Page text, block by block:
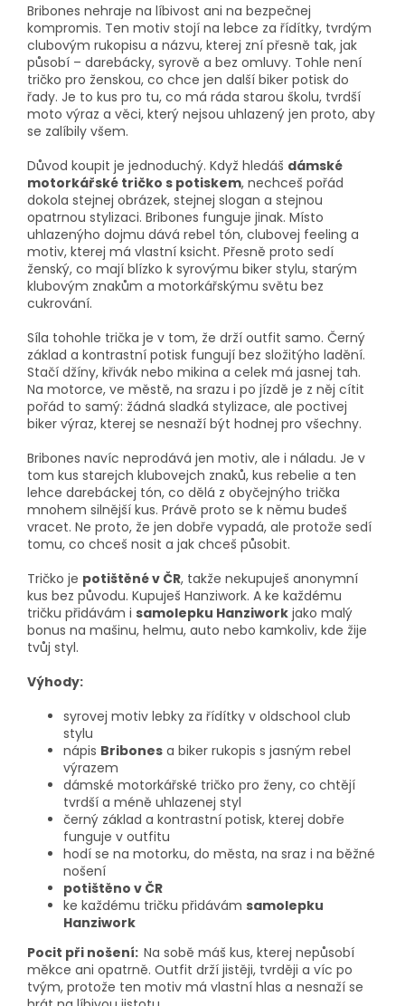
Bribones nehraje na líbivost ani na bezpečnej
kompromis. Ten motiv stojí na lebce za řídítky, tvrdým
clubovým rukopisu a názvu, kterej zní přesně tak, jak
působí – darebácky, syrově a bez omluvy. Tohle není
tričko pro ženskou, co chce jen další biker potisk do
řady. Je to kus pro tu, co má ráda starou školu, tvrdší
moto výraz a věci, který nejsou uhlazený jen proto, aby
se zalíbily všem.
Důvod koupit je jednoduchý. Když hledáš dámské
motorkářské tričko s potiskem, nechceš pořád
dokola stejnej obrázek, stejnej slogan a stejnou
opatrnou stylizaci. Bribones funguje jinak. Místo
uhlazenýho dojmu dává rebel tón, clubovej feeling a
motiv, kterej má vlastní ksicht. Přesně proto sedí
ženský, co mají blízko k syrovýmu biker stylu, starým
klubovým znakům a motorkářskýmu světu bez
cukrování.
Síla tohohle trička je v tom, že drží outfit samo. Černý
základ a kontrastní potisk fungují bez složitýho ladění.
Stačí džíny, křivák nebo mikina a celek má jasnej tah.
Na motorce, ve městě, na srazu i po jízdě je z něj cítit
pořád to samý: žádná sladká stylizace, ale poctivej
biker výraz, kterej se nesnaží být hodnej pro všechny.
Bribones navíc neprodává jen motiv, ale i náladu. Je v
tom kus starejch klubovejch znaků, kus rebelie a ten
lehce darebáckej tón, co dělá z obyčejnýho trička
mnohem silnější kus. Právě proto se k němu budeš
vracet. Ne proto, že jen dobře vypadá, ale protože sedí
tomu, co chceš nosit a jak chceš působit.
Tričko je potištěné v ČR, takže nekupuješ anonymní
kus bez původu. Kupuješ Hanziwork. A ke každému
tričku přidávám i samolepku Hanziwork jako malý
bonus na mašinu, helmu, auto nebo kamkoliv, kde žije
tvůj styl.
Výhody:
syrovej motiv lebky za řídítky v oldschool club
stylu
nápis Bribones a biker rukopis s jasným rebel
výrazem
dámské motorkářské tričko pro ženy, co chtějí
tvrdší a méně uhlazenej styl
černý základ a kontrastní potisk, kterej dobře
funguje v outfitu
hodí se na motorku, do města, na sraz i na běžné
nošení
potištěno v ČR
ke každému tričku přidávám samolepku
Hanziwork
Pocit při nošení: Na sobě máš kus, kterej nepůsobí
měkce ani opatrně. Outfit drží jistěji, tvrději a víc po
tvým, protože ten motiv má vlastní hlas a nesnaží se